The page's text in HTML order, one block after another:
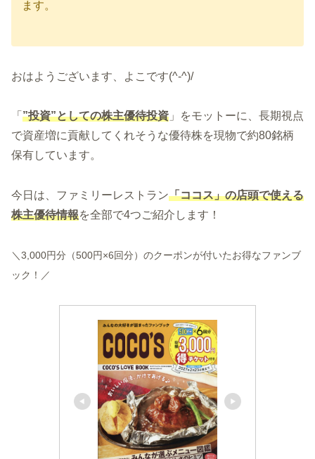
ます。
おはようございます、よこです(^-^)/
「 ”投資”としての株主優待投資 」をモットーに、長期視点
で資産増に貢献してくれそうな優待株を現物で約80銘柄
保有しています。
今日は、ファミリーレストラン「ココス」の店頭で使える
株主優待情報を全部で4つご紹介します！
＼3,000円分 （500円×6回分） のクーポンが付いたお得なファンブ
ック ！／